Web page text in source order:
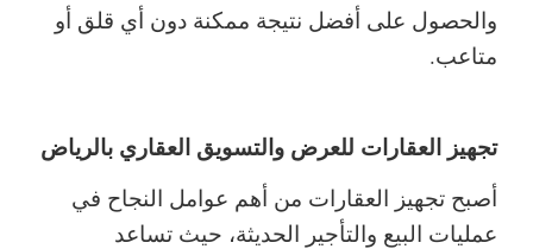
والحصول على أفضل نتيجة ممكنة دون أي قلق أو
متاعب.
تجهيز العقارات للعرض والتسويق العقاري بالرياض
أصبح تجهيز العقارات من أهم عوامل النجاح في
عمليات البيع والتأجير الحديثة، حيث تساعد